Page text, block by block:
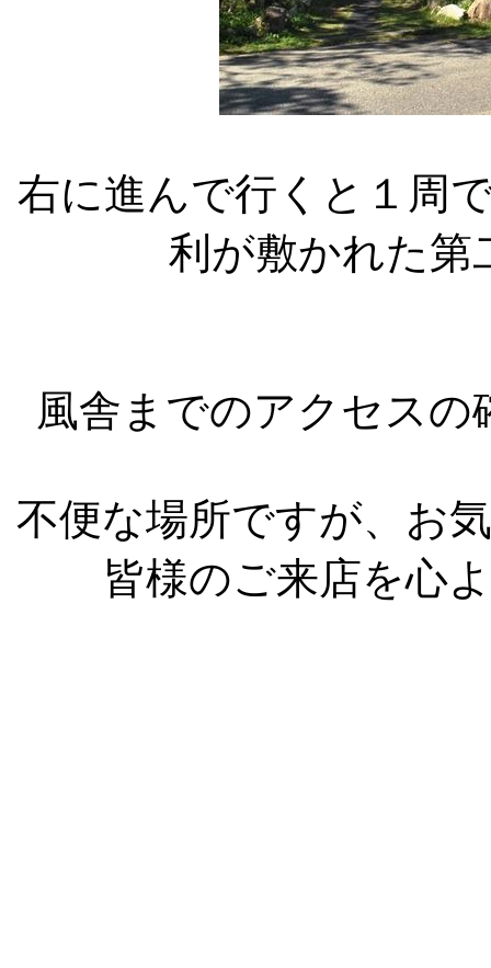
右に進んで行くと１周
利が敷かれた第
風舎までのアクセス
不便な場所ですが、お
皆様のご来店を心